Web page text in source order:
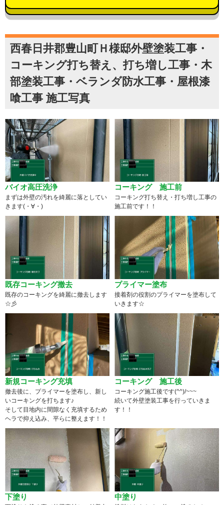
西春日井郡豊山町Ｈ様邸外壁塗装工事・
コーキング打ち替え、打ち増し工事・木
部塗装工事・ベランダ防水工事・屋根漆
喰工事 施工写真
バイオ高圧洗浄
まずは外壁の汚れを綺麗に落としてい
きます(・∀・)
コーキング 施工前
コーキング打ち替え・打ち増し工事の
施工前です！！
既存コーキング撤去
既存のコーキングを綺麗に撤去します
☆彡
プライマー塗布
接着剤の役割のプライマーを塗布して
いきます☆
新規コーキング充填
撤去後に、プライマーを塗布し、新し
いコーキングを打ちます♪
そして目地内に間隙なく充填するため
ヘラで抑え込み、平らに整えます！！
コーキング 施工後
コーキング施工後です(^^)/~~~
続いて外壁塗装工事を行っていきま
す！！
下塗り 中塗り